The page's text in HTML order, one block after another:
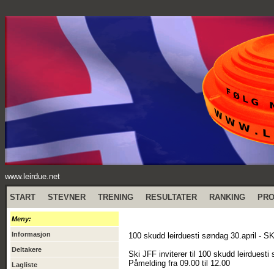
www.leirdue.net
START STEVNER TRENING RESULTATER RANKING
Meny:
Informasjon
Deltakere
Lagliste
100 skudd leirduesti søndag 30.april -
Ski JFF inviterer til 100 skudd leirduesti
Påmelding fra 09.00 til 12.00